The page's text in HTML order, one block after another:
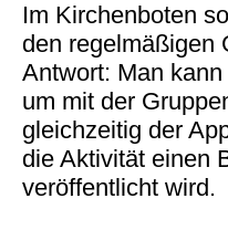
Im Kirchenboten
den regelmäßigen
Antwort: Man
um mit der
gleichzeitig der
die Aktivität einen
veröffentlicht wird.